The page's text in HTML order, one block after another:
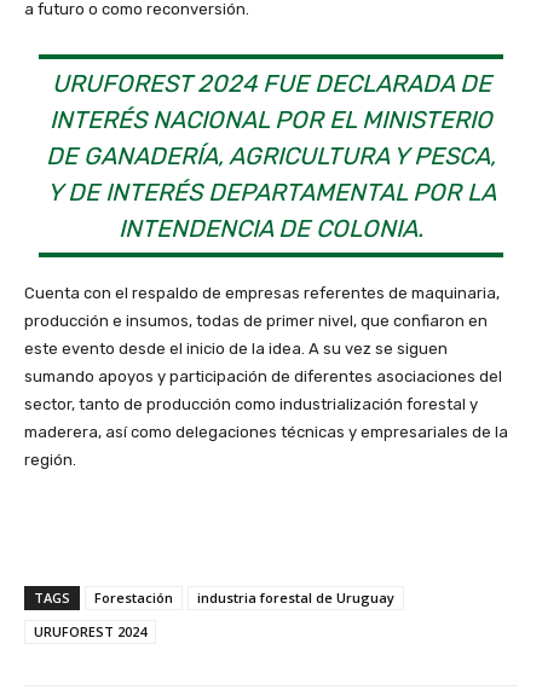
a futuro o como reconversión.
URUFOREST 2024 FUE DECLARADA DE
INTERÉS NACIONAL POR EL MINISTERIO
DE GANADERÍA, AGRICULTURA Y PESCA,
Y DE INTERÉS DEPARTAMENTAL POR LA
INTENDENCIA DE COLONIA.
Cuenta con el respaldo de empresas referentes de maquinaria,
producción e insumos, todas de primer nivel, que confiaron en
este evento desde el inicio de la idea. A su vez se siguen
sumando apoyos y participación de diferentes asociaciones del
sector, tanto de producción como industrialización forestal y
maderera, así como delegaciones técnicas y empresariales de la
región.
TAGS Forestación
industria forestal de Uruguay
URUFOREST 2024